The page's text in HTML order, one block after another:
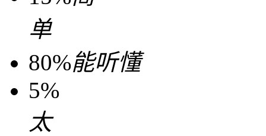
单
80%能听懂
5%
太